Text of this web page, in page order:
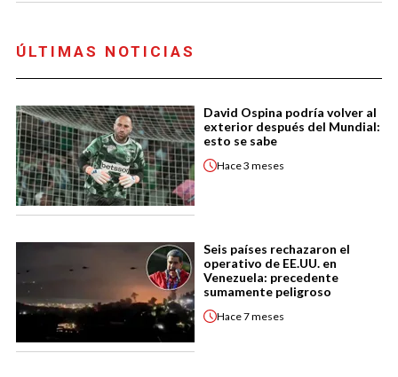
ÚLTIMAS NOTICIAS
David Ospina podría volver al
exterior después del Mundial:
esto se sabe
Hace3 meses
Seis países rechazaron el
operativo de EE.UU. en
Venezuela: precedente
sumamente peligroso
Hace7 meses